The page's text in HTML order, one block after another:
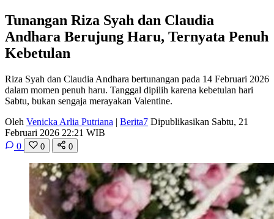
Tunangan Riza Syah dan Claudia
Andhara Berujung Haru, Ternyata Penuh
Kebetulan
Riza Syah dan Claudia Andhara bertunangan pada 14 Februari 2026
dalam momen penuh haru. Tanggal dipilih karena kebetulan hari
Sabtu, bukan sengaja merayakan Valentine.
Oleh Venicka Arlia Putriana | Berita7 Dipublikasikan Sabtu, 21
Februari 2026 22:21 WIB
0
0 0